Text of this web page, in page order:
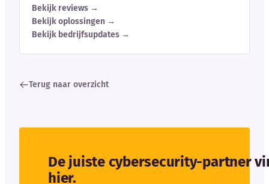
Bekijk reviews →
Bekijk oplossingen →
Bekijk bedrijfsupdates →
Terug naar overzicht
De juiste cybersecurity-partner
hier.